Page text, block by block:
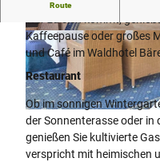
© Waldhotel Bärenstein | CC-BY-SA
© Waldhotel Bärenstein | CC-BY-SA
Route
Kaffeepause oder großes
und Café im Waldhotel
Restaurant
Ob im sonnigen
der Sonnenterasse oder in
genießen Sie kultivierte
verspricht mit heimischen